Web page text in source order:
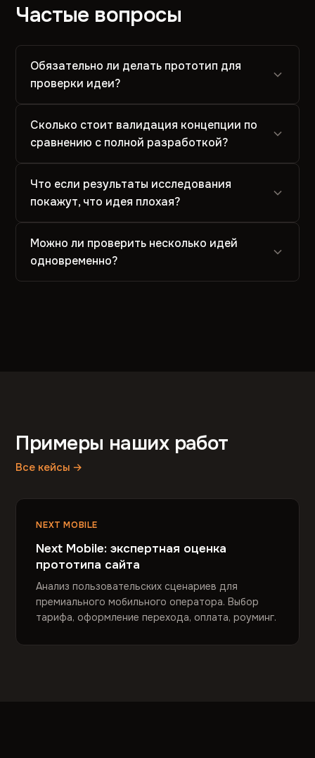
Частые вопросы
Обязательно ли делать прототип для
проверки идеи?
Сколько стоит валидация концепции по
сравнению с полной разработкой?
Что если результаты исследования
покажут, что идея плохая?
Можно ли проверить несколько идей
одновременно?
Примеры наших работ
Все кейсы →
NEXT MOBILE
Next Mobile: экспертная оценка
прототипа сайта
Анализ пользовательских сценариев для
премиального мобильного оператора. Выбор
тарифа, оформление перехода, оплата, роуминг.